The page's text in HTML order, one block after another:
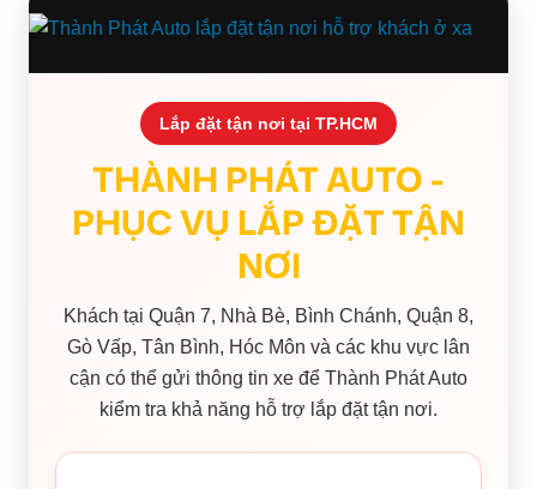
Lắp đặt tận nơi tại TP.HCM
THÀNH PHÁT AUTO -
PHỤC VỤ LẮP ĐẶT TẬN
NƠI
Khách tại Quận 7, Nhà Bè, Bình Chánh, Quận 8,
Gò Vấp, Tân Bình, Hóc Môn và các khu vực lân
cận có thể gửi thông tin xe để Thành Phát Auto
kiểm tra khả năng hỗ trợ lắp đặt tận nơi.